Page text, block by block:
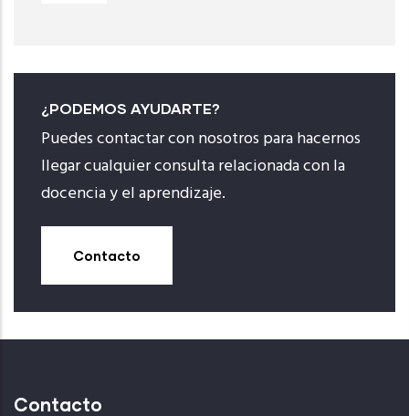
¿PODEMOS AYUDARTE?
Puedes contactar con nosotros para hacernos
llegar cualquier consulta relacionada con la
docencia y el aprendizaje.
Contacto
Contacto